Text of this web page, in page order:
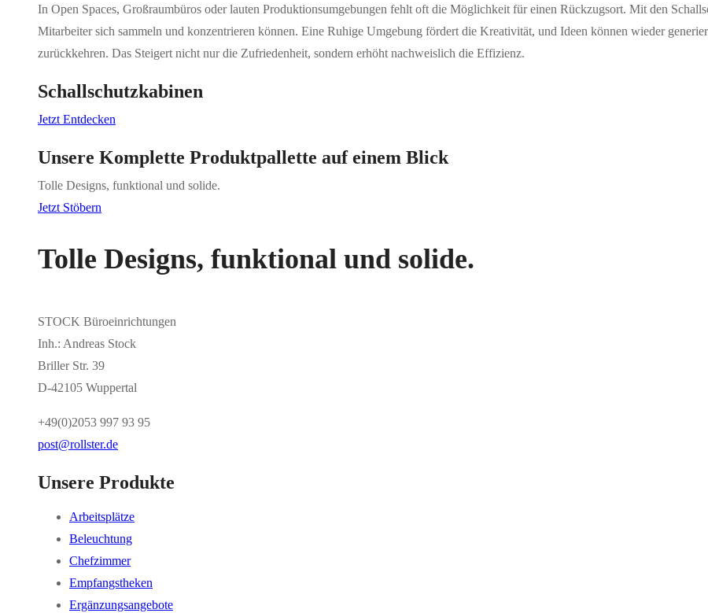
In Open Spaces, Großraumbüros oder lauten Produktionsumgebungen fehlt oft die Möglichkeit für einen Rückzugsort. Mit den
Mitarbeiter sich sammeln und konzentrieren können. Eine Ruhige Umgebung fördert die Kreativität, und Ideen können wieder
zurückkehren. Das Steigert nicht nur die Zufriedenheit, sondern erhöht nachweislich die Effizienz.
Schallschutzkabinen
Jetzt Entdecken
Unsere Komplette Produktpallette auf einem Blick
Tolle Designs, funktional und solide.
Jetzt Stöbern
Tolle Designs, funktional und solide.
STOCK Büroeinrichtungen
Inh.: Andreas Stock
Briller Str. 39
D-42105 Wuppertal
+49(0)2053 997 93 95
post@rollster.de
Unsere Produkte
Arbeitsplätze
Beleuchtung
Chefzimmer
Empfangstheken
Ergänzungsangebote